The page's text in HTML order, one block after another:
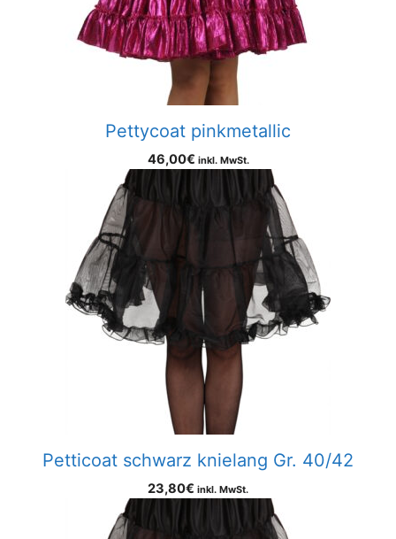
Pettycoat pinkmetallic
46,00€ inkl. MwSt.
Petticoat schwarz knielang Gr. 40/42
23,80€ inkl. MwSt.